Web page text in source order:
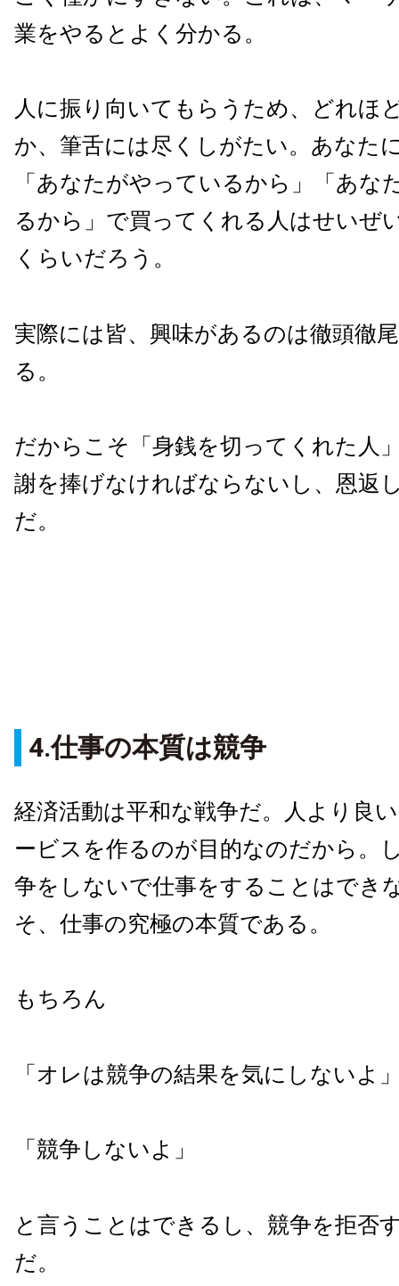
業をやるとよく分かる。
人に振り向いてもらうため、どれほ
か、筆舌には尽くしがたい。あなた
「あなたがやっているから」「あな
るから」で買ってくれる人はせいぜ
くらいだろう。
実際には皆、興味があるのは徹頭徹
る。
だからこそ「身銭を切ってくれた人
謝を捧げなければならないし、恩返
だ。
4.仕事の本質は競争
経済活動は平和な戦争だ。人より良
ービスを作るのが目的なのだから。
争をしないで仕事をすることはでき
そ、仕事の究極の本質である。
もちろん
「オレは競争の結果を気にしないよ
「競争しないよ」
と言うことはできるし、競争を拒否
だ。